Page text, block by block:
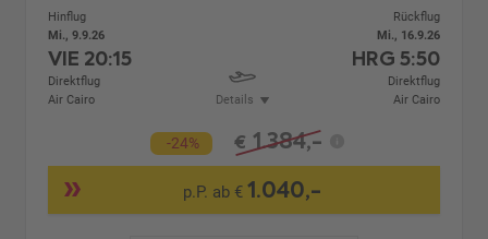
Hinflug
Mi., 9.9.26
VIE 20:15
Direktflug
Air Cairo
Details
Rückflug
Mi., 16.9.26
HRG 5:50
Direktflug
Air Cairo
-24% € 1.384,-
p.P. ab € 1.040,-